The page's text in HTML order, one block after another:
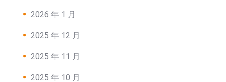
2026 年 1 月
2025 年 12 月
2025 年 11 月
2025 年 10 月